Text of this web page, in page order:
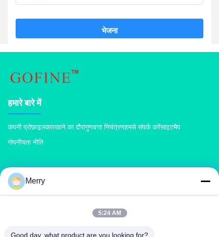
भेजना
हमारे बारे में
कंपनी प्रोफ़ाइलकारखाने का दौरागुणवत्ता नियंत्रणहमसे संपर्क करेंसाइटमैप
गोपनीयता नीति
उत्पादों
खाद उर्वरक मशीनयौगिक उर्वरक उत्पादन लाइनजैविक उर्वरक उत्पादन लाइन
डबल रोलर उर्वरक दानेदार
Merry
5:24 AM
Good day, what product are you looking for?